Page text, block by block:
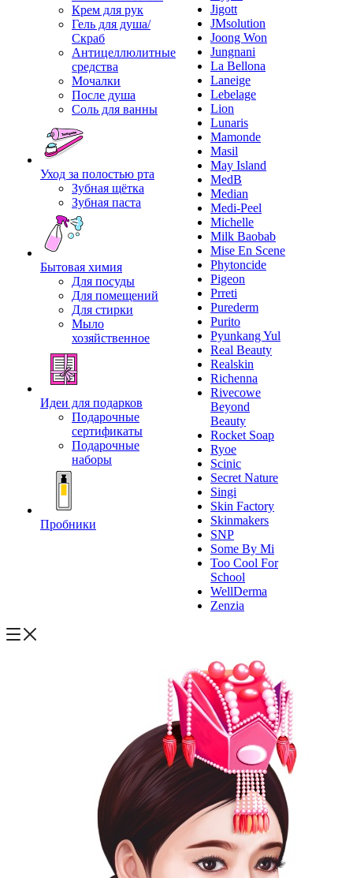
Крем для рук
Гель для душа/
Скраб
Антицеллюлитные
средства
Мочалки
После душа
Соль для ванны
Уход за полостью рта
Зубная щётка
Зубная паста
Бытовая химия
Для посуды
Для помещений
Для стирки
Мыло
хозяйственное
Идеи для подарков
Подарочные
сертификаты
Подарочные
наборы
Пробники
Jigott
JMsolution
Joong Won
Jungnani
La Bellona
Laneige
Lebelage
Lion
Lunaris
Mamonde
Masil
May Island
MedB
Median
Medi-Peel
Michelle
Milk Baobab
Mise En Scene
Phytoncide
Pigeon
Prreti
Purederm
Purito
Pyunkang Yul
Real Beauty
Realskin
Richenna
Rivecowe
Beyond
Beauty
Rocket Soap
Ryoe
Scinic
Secret Nature
Singi
Skin Factory
Skinmakers
SNP
Some By Mi
Too Cool For
School
WellDerma
Zenzia